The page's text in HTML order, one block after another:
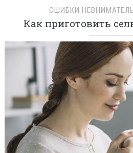
ОШИБКИ
Как приготовить